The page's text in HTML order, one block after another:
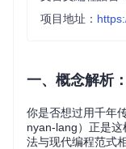
项目地址：
一、概念解析
你是否想过用千年
nyan-lang）正是
法与现代编程范式